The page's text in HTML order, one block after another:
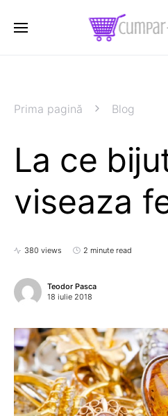
Prima pagină Blog
La ce
viseaza
380 views 2 minute read
Teodor Pasca
18 iulie 2018